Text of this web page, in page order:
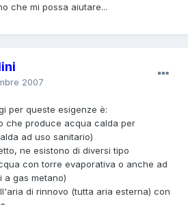
che mi possa aiutare...
2007
per queste esigenze è:
che produce acqua calda per
ad uso sanitario)
ne esistono di diversi tipo
con torre evaporativa o anche ad
a gas metano)
di rinnovo (tutta aria esterna) con